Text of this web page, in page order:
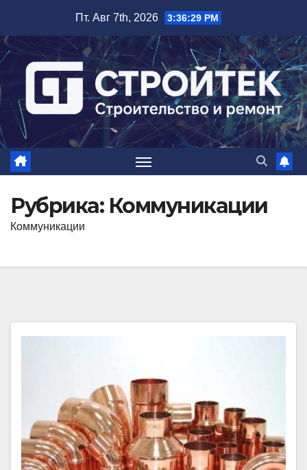
содержимому
Пт. Авг 7th, 2026 3:36:31 PM
Рубрика: Коммуникации
Коммуникации